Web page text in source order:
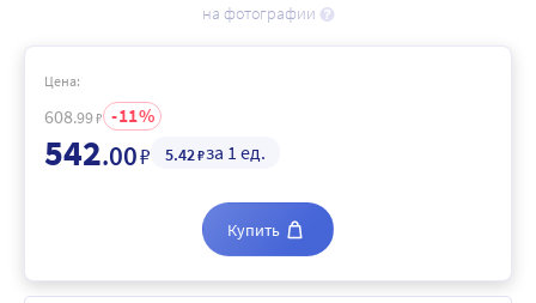
на фотографии
Цена:
608.99₽ 11
542.00₽ 5.42₽за 1 ед.
Купить